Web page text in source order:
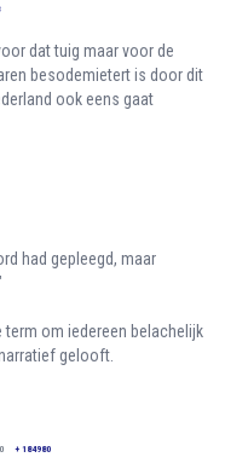
dat tuig maar voor de
besodemietert is door dit
ook eens gaat
had gepleegd, maar
om iedereen belachelijk
gelooft.
+ 184980